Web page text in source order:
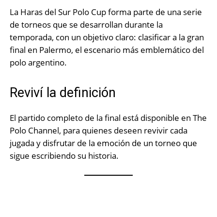
La Haras del Sur Polo Cup forma parte de una serie
de torneos que se desarrollan durante la
temporada, con un objetivo claro: clasificar a la gran
final en Palermo, el escenario más emblemático del
polo argentino.
Reviví la definición
El partido completo de la final está disponible en The
Polo Channel, para quienes deseen revivir cada
jugada y disfrutar de la emoción de un torneo que
sigue escribiendo su historia.